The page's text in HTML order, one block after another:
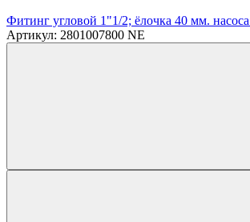
Фитинг угловой 1"1/2; ёлочка 40 мм.
Артикул: 2801007800 NE